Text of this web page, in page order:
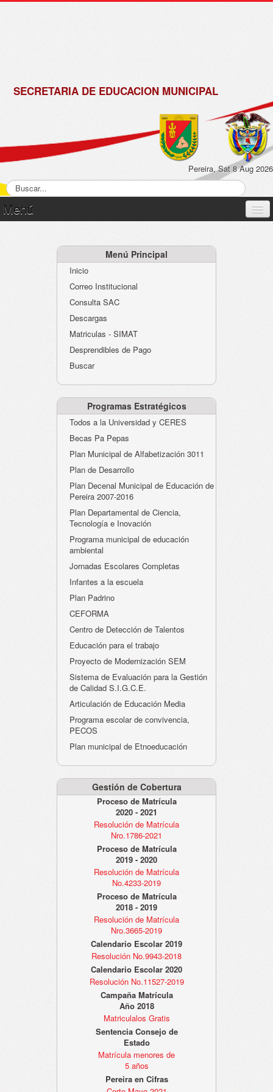
SECRETARIA DE EDUCACION MUNICIPAL
Pereira, Sat 8 Aug 2026
Menú
Atención al Ciudadano
Instituciones Educativas
Despacho Secretaría
Evaluación desempeño
Humano-Cesantías
Menú Principal
Inicio
Correo Institucional
Consulta SAC
Descargas
Matriculas - SIMAT
Desprendibles de Pago
Buscar
Programas Estratégicos
Todos a la Universidad y CERES
Becas Pa Pepas
Plan Municipal de Alfabetización 3011
Plan de Desarrollo
Plan Decenal Municipal de Educación de
Pereira 2007-2016
Plan Departamental de Ciencia,
Tecnología e Inovación
Programa municipal de educación
ambiental
Jornadas Escolares Completas
Infantes a la escuela
Plan Padrino
CEFORMA
Centro de Detección de Talentos
Educación para el trabajo
Proyecto de Modernización SEM
Sistema de Evaluación para la Gestión
de Calidad S.I.G.C.E.
Articulación de Educación Media
Programa escolar de convivencia,
PECOS
Plan municipal de Etnoeducación
Gestión de Cobertura
Proceso de Matrícula
2020 - 2021
Resolución de Matrícula
Nro.1786-2021
Proceso de Matrícula
2019 - 2020
Resolución de Matrícula
No.4233-2019
Proceso de Matrícula
2018 - 2019
Resolución de Matrícula
Nro.3665-2019
Calendario Escolar 2019
Resolución No.9943-2018
Calendario Escolar 2020
Resolución No.11527-2019
Campaña Matrícula
Año 2018
Matriculalos Gratis
Sentencia Consejo de
Estado
Matrícula menores de
5 años
Pereira en Cifras
de